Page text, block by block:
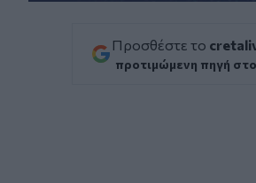
Προσθέστε το
προτιμώμενη πηγή